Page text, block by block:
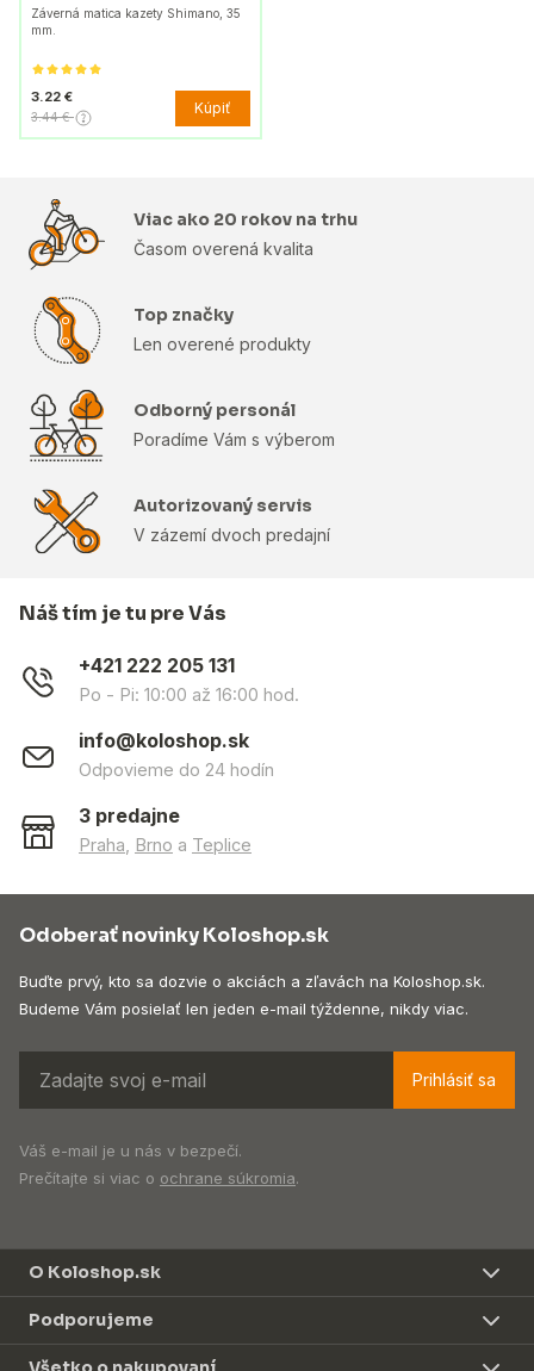
Záverná matica kazety Shimano, 35
mm.
3.22 €
3.44 € Kúpiť
Viac ako 20 rokov na trhu
Časom overená kvalita
Top značky
Len overené produkty
Odborný personál
Poradíme Vám s výberom
Autorizovaný servis
V zázemí dvoch predajní
Náš tím je tu pre Vás
+421 222 205 131
Po - Pi: 10:00 až 16:00 hod.
info@koloshop.sk
Odpovieme do 24 hodín
3 predajne
Praha Brno a Teplice
Odoberať novinky Koloshop.sk
Buďte prvý, kto sa dozvie o akciách a zľavách na Koloshop.sk.
Budeme Vám posielať len jeden e-mail týždenne, nikdy viac.
Prihlásiť sa
Váš e-mail je u nás v bezpečí.
Prečítajte si viac o ochrane súkromia.
O Koloshop.sk
Podporujeme